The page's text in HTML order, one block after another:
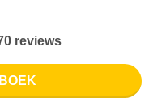
reviews